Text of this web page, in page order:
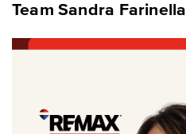
Team Sandra Farinella